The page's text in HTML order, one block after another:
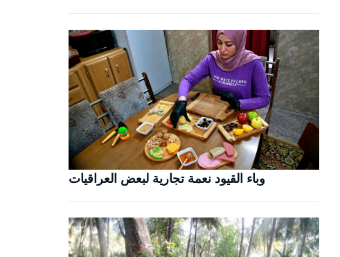
وباء القيود نعمة تجارية لبعض العراقيات